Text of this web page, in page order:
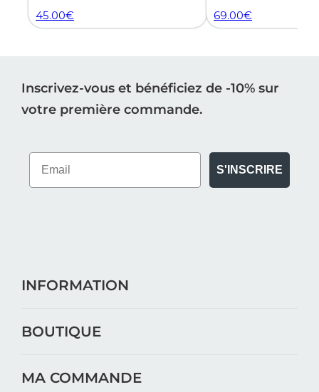
45.00€
69.00€
Inscrivez-vous et bénéficiez de -10% sur
votre première commande.
S'INSCRIRE
INFORMATION
BOUTIQUE
MA COMMANDE